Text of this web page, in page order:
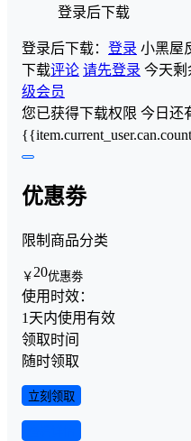
登录后下载
登录后下载： 登录 小黑屋
下载评论 请先登录 今天剩
级会员
您已获得下载权限 今日还
优惠劵
限制商品分类
￥ 20优惠劵
使用时效：
1天内使用有效
领取时间
随时领取
立刻领取